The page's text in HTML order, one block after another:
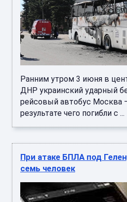
Ранним утром 3 июня в
ДНР украинский ударный
рейсовый автобус Москва
результате чего погибли с ...
При атаке БПЛА под
семь человек